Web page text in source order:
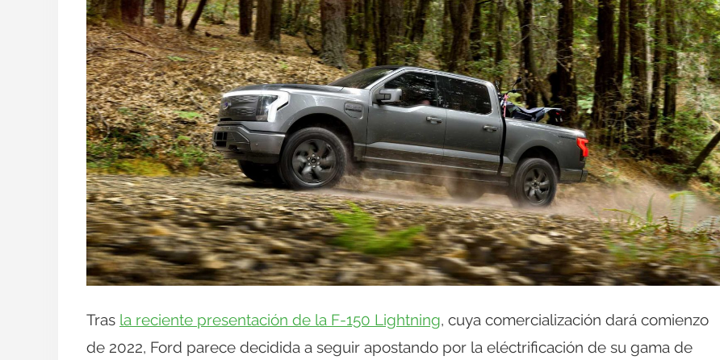
Tras la reciente presentación de la F-150 Lightning, cuya comercialización dará comienzo
de 2022, Ford parece decidida a seguir apostando por la eléctrificación de su gama de